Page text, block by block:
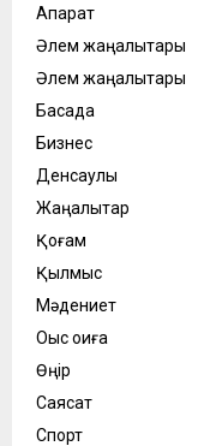
Ақпарат
Әлем жаңалықтары
Әлем жаңалықтары
Басқада
Бизнес
Денсаулық
Жаңалықтар
Қоғам
Қылмыс
Мәдениет
Оқыс оқиға
Өңір
Саясат
Спорт